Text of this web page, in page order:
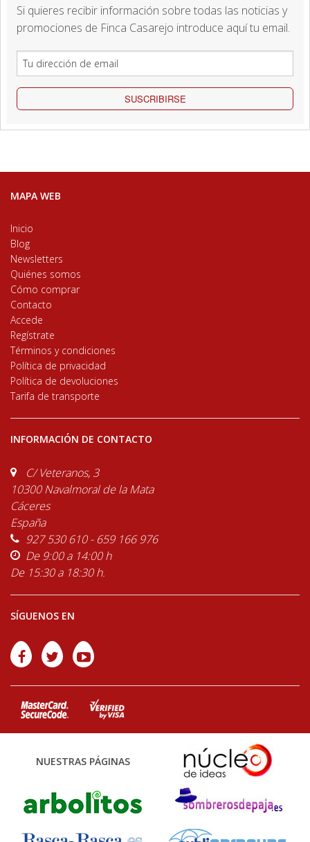
Si quieres recibir información sobre todas las noticias y
promociones de Finca Casarejo introduce aquí tu email.
SUSCRIBIRSE
MAPA WEB
Inicio
Blog
Newsletters
Quiénes somos
Cómo comprar
Contacto
Accede
Regístrate
Términos y condiciones
Política de privacidad
Política de devoluciones
Tarifa de transporte
INFORMACIÓN DE CONTACTO
C/ Veteranos, 3
10300 Navalmoral de la Mata
Cáceres
España
927 530 610 - 659 166 976
De 9:00 a 14:00 h
De 15:30 a 18:30 h.
SÍGUENOS EN
NUESTRAS PÁGINAS